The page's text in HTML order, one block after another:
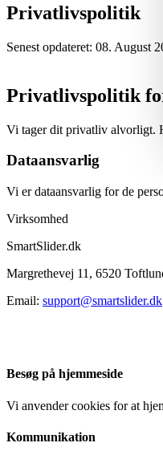
Privatlivspolitik
Senest opdateret: 08. August
Privatlivspolitik
Vi tager dit privatliv alvorligt.
Dataansvarlig
Vi er dataansvarlig for de
Virksomhed
SmartSlider.dk
Margrethevej 11, 6520
Email: support@smartslider.dk
Besøg på hjemmeside
Vi anvender cookies for at
Kommunikation